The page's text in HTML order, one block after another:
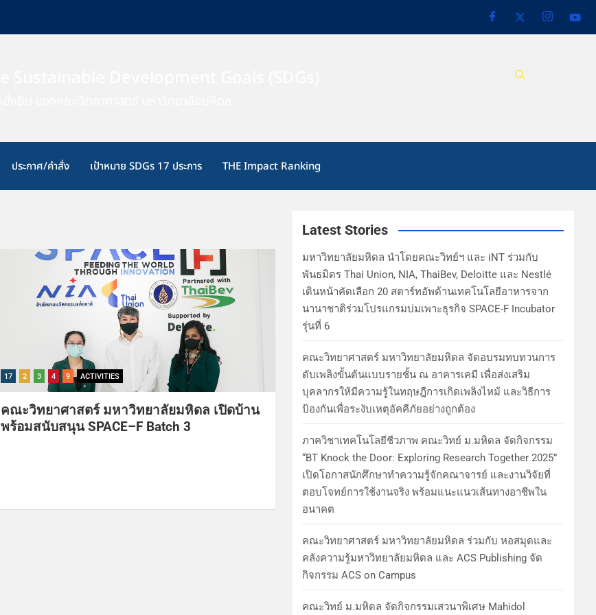
ประกาศ/คำสั่ง เป้าหมาย SDGs 17 ประการ THE Impact Ranking
17 2 3 4 9 ACTIVITIES
คณะวิทยาศาสตร์ มหาวิทยาลัยมหิดล เปิดบ้าน
พร้อมสนับสนุน SPACE–F Batch 3
Latest Stories
มหาวิทยาลัยมหิดล นำโดยคณะวิทย์ฯ และ iNT ร่วมกับ
พันธมิตร Thai Union, NIA, ThaiBev, Deloitte และ Nestlé
เดินหน้าคัดเลือก 20 สตาร์ทอัพด้านเทคโนโลยีอาหารจาก
นานาชาติร่วมโปรแกรมบ่มเพาะธุรกิจ SPACE-F Incubator
รุ่นที่ 6
คณะวิทยาศาสตร์ มหาวิทยาลัยมหิดล จัดอบรมทบทวนการ
ดับเพลิงขั้นต้นแบบรายชั้น ณ อาคารเคมี เพื่อส่งเสริม
บุคลากรให้มีความรู้ในทฤษฎีการเกิดเพลิงไหม้ และวิธีการ
ป้องกันเพื่อระงับเหตุอัคคีภัยอย่างถูกต้อง
ภาควิชาเทคโนโลยีชีวภาพ คณะวิทย์ ม.มหิดล จัดกิจกรรม
“BT Knock the Door: Exploring Research Together 2025”
เปิดโอกาสนักศึกษาทำความรู้จักคณาจารย์ และงานวิจัยที่
ตอบโจทย์การใช้งานจริง พร้อมแนะแนวเส้นทางอาชีพใน
อนาคต
คณะวิทยาศาสตร์ มหาวิทยาลัยมหิดล ร่วมกับ หอสมุดและ
คลังความรู้มหาวิทยาลัยมหิดล และ ACS Publishing จัด
กิจกรรม ACS on Campus
คณะวิทย์ ม.มหิดล จัดกิจกรรมเสวนาพิเศษ Mahidol